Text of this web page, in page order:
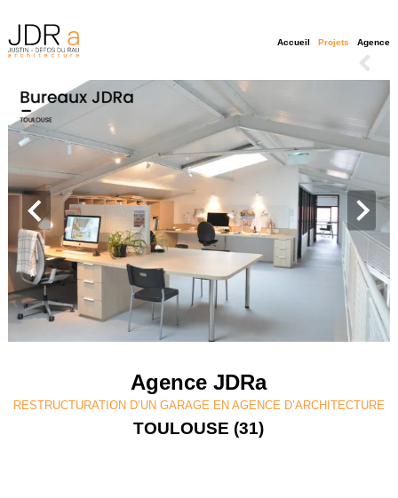
Accueil Projets Agence
Agence JDRa
RESTRUCTURATION D’UN GARAGE EN AGENCE D’ARCHITECTURE
TOULOUSE (31)